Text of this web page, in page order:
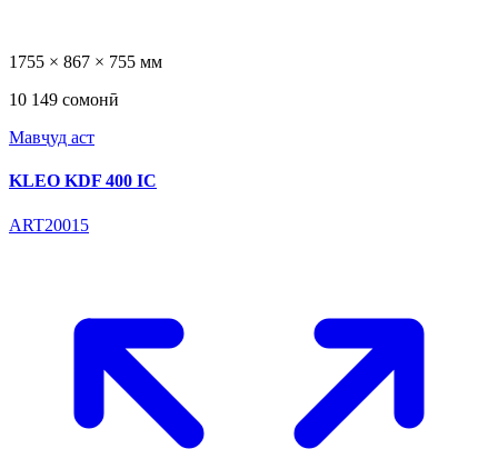
1755 × 867 × 755 мм
10 149 сомонӣ
Мавҷуд аст
KLEO KDF 400 IC
ART20015